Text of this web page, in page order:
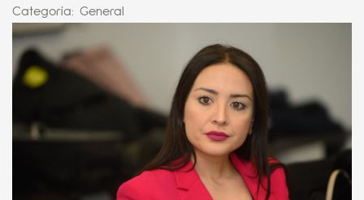
Categoría: General